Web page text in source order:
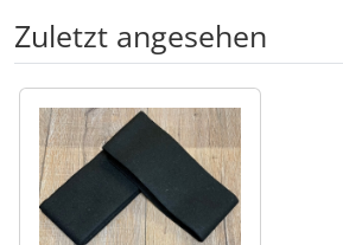
Zuletzt angesehen
Es folgt ein Produktslider -